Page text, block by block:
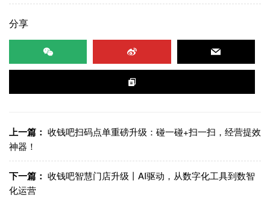
分享
上一篇： 收钱吧扫码点单重磅升级：碰一碰+扫一扫，经营提效
神器！
下一篇： 收钱吧智慧门店升级丨AI驱动，从数字化工具到数智
化运营